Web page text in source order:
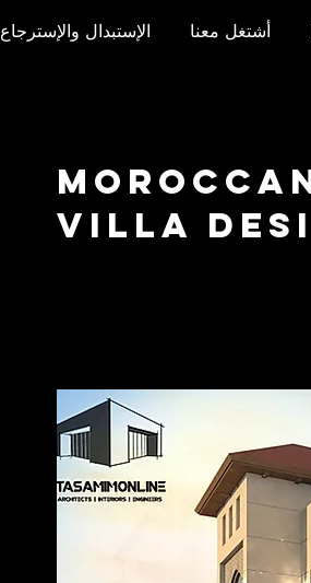
Villa
أشتغل معنا الإستبدال والإسترجاع